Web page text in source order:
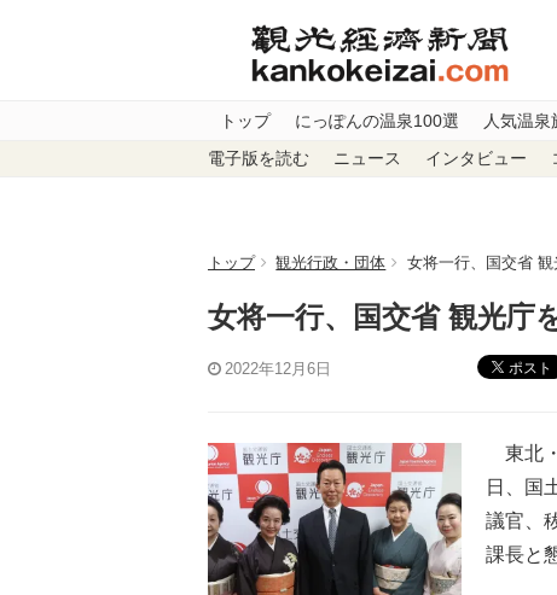
トップ にっぽんの温泉100選 人気温
電子版を読む ニュース インタビュー
トップ 観光行政・団体 女将一行、国交省 観
女将一行、国交省 観光庁
2022年12月6日 ポスト
東北
日、国
議官、
課長と